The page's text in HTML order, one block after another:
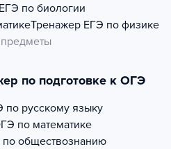
ЕГЭ по биологии
Тренажер ЕГЭ по физике
по подготовке к ОГЭ
по русскому языку
по математике
обществознанию